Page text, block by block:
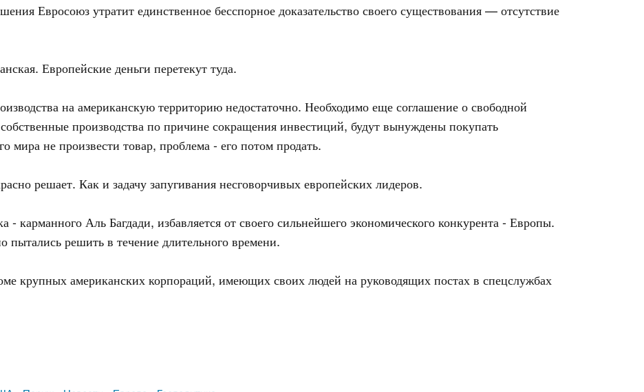
Евросоюз утратит единственное бесспорное доказательство своего существования — отсутствие
Европейские деньги перетекут туда.
на американскую территорию недостаточно. Необходимо еще соглашение о свободной
производства по причине сокращения инвестиций, будут вынуждены покупать
мира не произвести товар, проблема - его потом продать.
решает. Как и задачу запугивания несговорчивых европейских лидеров.
карманного Аль Багдади, избавляется от своего сильнейшего экономического конкурента - Европы.
пытались решить в течение длительного времени.
крупных американских корпораций, имеющих своих людей на руководящих постах в спецслужбах